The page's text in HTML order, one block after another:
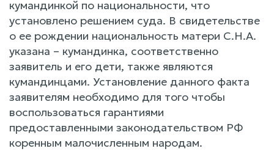
кумандинкой по национальности, что
установлено решением суда. В свидетельстве
о ее рождении национальность матери С.Н.А.
указана – кумандинка, соответственно
заявитель и его дети, также являются
кумандинцами. Установление данного факта
заявителям необходимо для того чтобы
воспользоваться гарантиями
предоставленными законодательством РФ
коренным малочисленным народам.